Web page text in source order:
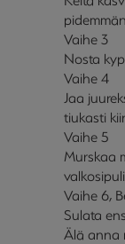
Vaihe 3
Nosta
Vaihe 4
Jaa
tiukasti
Vaihe 5
Murskaa
Vaihe 6,
Sulata
Älä anna